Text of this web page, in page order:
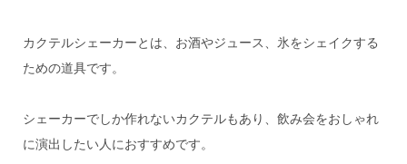
カクテルシェーカーとは、お酒やジュース、氷をシェイクする
ための道具です。
シェーカーでしか作れないカクテルもあり、飲み会をおしゃれ
に演出したい人におすすめです。